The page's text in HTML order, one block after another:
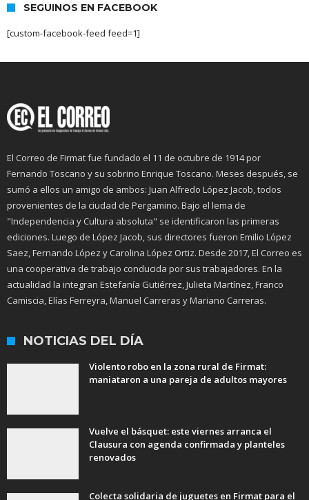
SEGUINOS EN FACEBOOK
[custom-facebook-feed feed=1]
El Correo de Firmat fue fundado el 11 de octubre de 1914 por
Fernando Toscano y su sobrino Enrique Toscano. Meses después, se
sumó a ellos un amigo de ambos: Juan Alfredo López Jacob, todos
provenientes de la ciudad de Pergamino. Bajo el lema de
"Independencia y Cultura absoluta" se identificaron las primeras
ediciones. Luego de López Jacob, sus directores fueron Emilio López
Saez, Fernando López y Carolina López Ortiz. Desde 2017, El Correo es
una cooperativa de trabajo conducida por sus trabajadores. En la
actualidad la integran Estefanía Gutiérrez, Julieta Martínez, Franco
Camiscia, Elías Ferreyra, Manuel Carreras y Mariano Carreras.
NOTICIAS DEL DÍA
Violento robo en la zona rural de Firmat:
maniataron a una pareja de adultos mayores
Vuelve el básquet: este viernes arranca el
Clausura con agenda confirmada y planteles
renovados
Colecta solidaria de juguetes en Firmat para el